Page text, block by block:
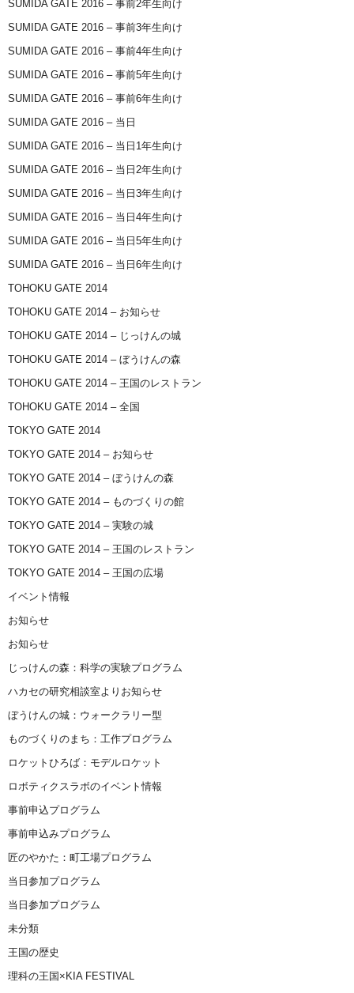
SUMIDA GATE 2016 – 事前2年生向け
SUMIDA GATE 2016 – 事前3年生向け
SUMIDA GATE 2016 – 事前4年生向け
SUMIDA GATE 2016 – 事前5年生向け
SUMIDA GATE 2016 – 事前6年生向け
SUMIDA GATE 2016 – 当日
SUMIDA GATE 2016 – 当日1年生向け
SUMIDA GATE 2016 – 当日2年生向け
SUMIDA GATE 2016 – 当日3年生向け
SUMIDA GATE 2016 – 当日4年生向け
SUMIDA GATE 2016 – 当日5年生向け
SUMIDA GATE 2016 – 当日6年生向け
TOHOKU GATE 2014
TOHOKU GATE 2014 – お知らせ
TOHOKU GATE 2014 – じっけんの城
TOHOKU GATE 2014 – ぼうけんの森
TOHOKU GATE 2014 – 王国のレストラン
TOHOKU GATE 2014 – 全国
TOKYO GATE 2014
TOKYO GATE 2014 – お知らせ
TOKYO GATE 2014 – ぼうけんの森
TOKYO GATE 2014 – ものづくりの館
TOKYO GATE 2014 – 実験の城
TOKYO GATE 2014 – 王国のレストラン
TOKYO GATE 2014 – 王国の広場
イベント情報
お知らせ
お知らせ
じっけんの森：科学の実験プログラム
ハカセの研究相談室よりお知らせ
ぼうけんの城：ウォークラリー型
ものづくりのまち：工作プログラム
ロケットひろば：モデルロケット
ロボティクスラボのイベント情報
事前申込プログラム
事前申込みプログラム
匠のやかた：町工場プログラム
当日参加プログラム
当日参加プログラム
未分類
王国の歴史
理科の王国×KIA FESTIVAL